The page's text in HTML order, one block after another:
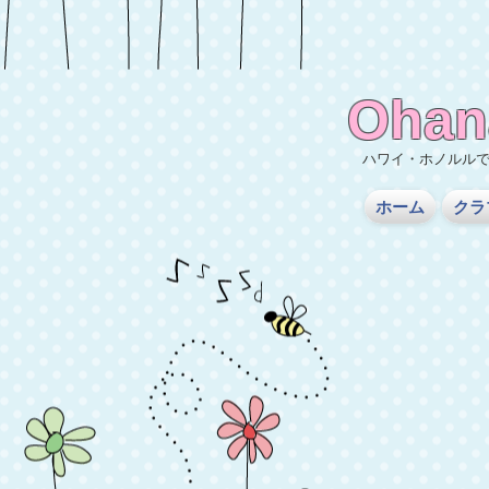
ハワイ・ホノルル
ホーム ク